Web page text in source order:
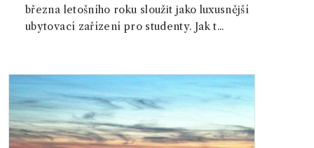
března letošního roku sloužit jako luxusnější
ubytovací zařízení pro studenty. Jak t...